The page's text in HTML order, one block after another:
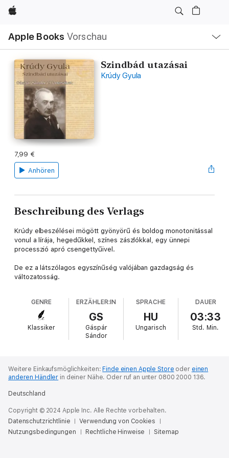
Apple
Apple Books Vorschau
Navigation
Menü
öffnen
Szindbád utazásai
Krúdy Gyula
7,99 €
Anhören
Beschreibung des Verlags
Krúdy elbeszélései mögött gyönyörű és boldog monotonitással
vonul a lírája, hegedűkkel, színes zászlókkal, egy ünnepi
processzió apró csengettyűivel.
De ez a látszólagos egyszínűség valójában gazdagság és
változatosság.
GENRE
Klassiker
ERZÄHLER:IN
GS
Gáspár
Sándor
SPRACHE
HU
Ungarisch
DAUER
03:33
Std. Min.
Weitere Einkaufsmöglichkeiten:Finde einen Apple Store oder einen
anderen Händler in deiner Nähe. Oder ruf an unter 0800 2000 136.
Deutschland
Copyright © 2024 Apple Inc. Alle Rechte vorbehalten.
Datenschutzrichtlinie
Verwendung von Cookies
Nutzungsbedingungen
Rechtliche Hinweise Sitemap